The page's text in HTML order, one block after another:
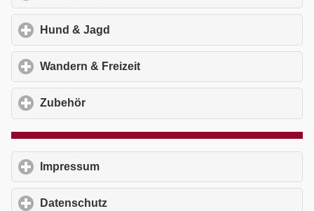
Hund & Jagd
Wandern & Freizeit
Zubehör
Impressum
Datenschutz